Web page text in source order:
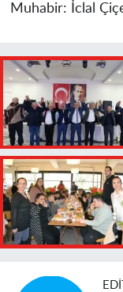
Muhabir: İclal